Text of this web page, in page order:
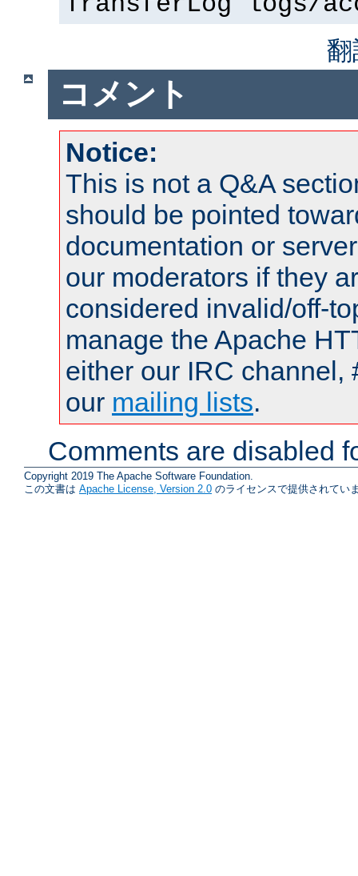
コメント
Notice:
This is not a Q&A
should be pointed
documentation or
our moderators if they
considered invalid/off-
manage the Apache
either our IRC channel,
our mailing lists.
Comments are disabled
Copyright 2019 The Apache Software Foundation.
この文書は Apache License, Version 2.0 のライセンスで提供されてい